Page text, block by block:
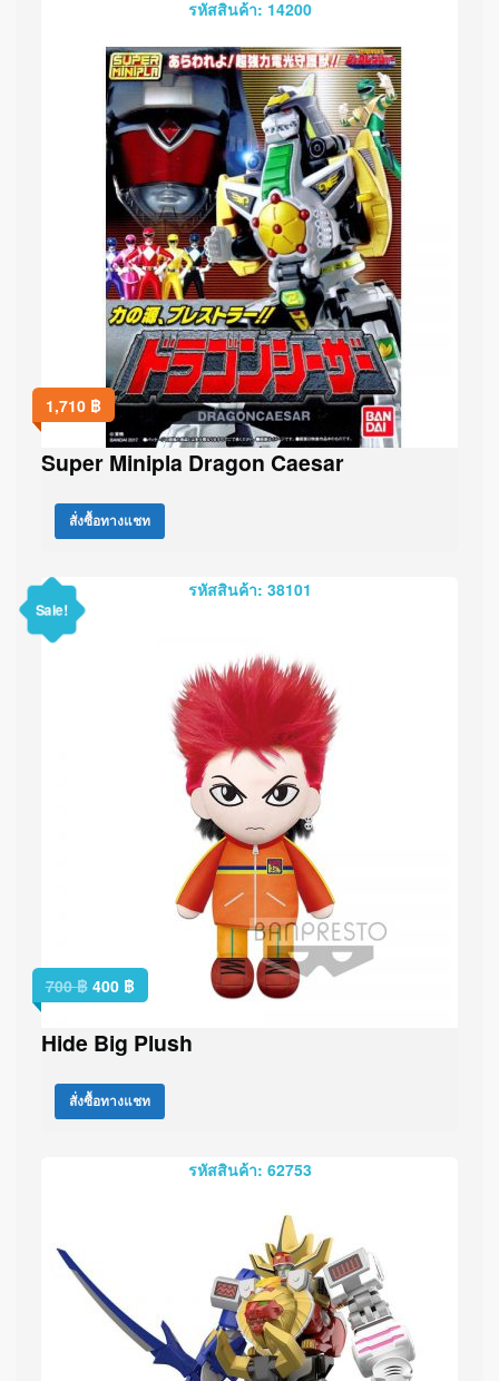
รหัสสินค้า: 14200
1,710 ฿
Super Minipla Dragon Caesar
สั่งซื้อทางแชท
รหัสสินค้า: 38101
Sale!
700฿ 400 ฿
Hide Big Plush
สั่งซื้อทางแชท
รหัสสินค้า: 62753